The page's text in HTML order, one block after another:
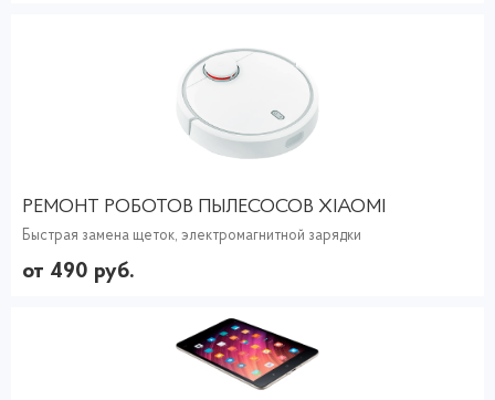
РЕМОНТ РОБОТОВ ПЫЛЕСОСОВ XIAOMI
Быстрая замена щеток, электромагнитной зарядки
от 490 руб.